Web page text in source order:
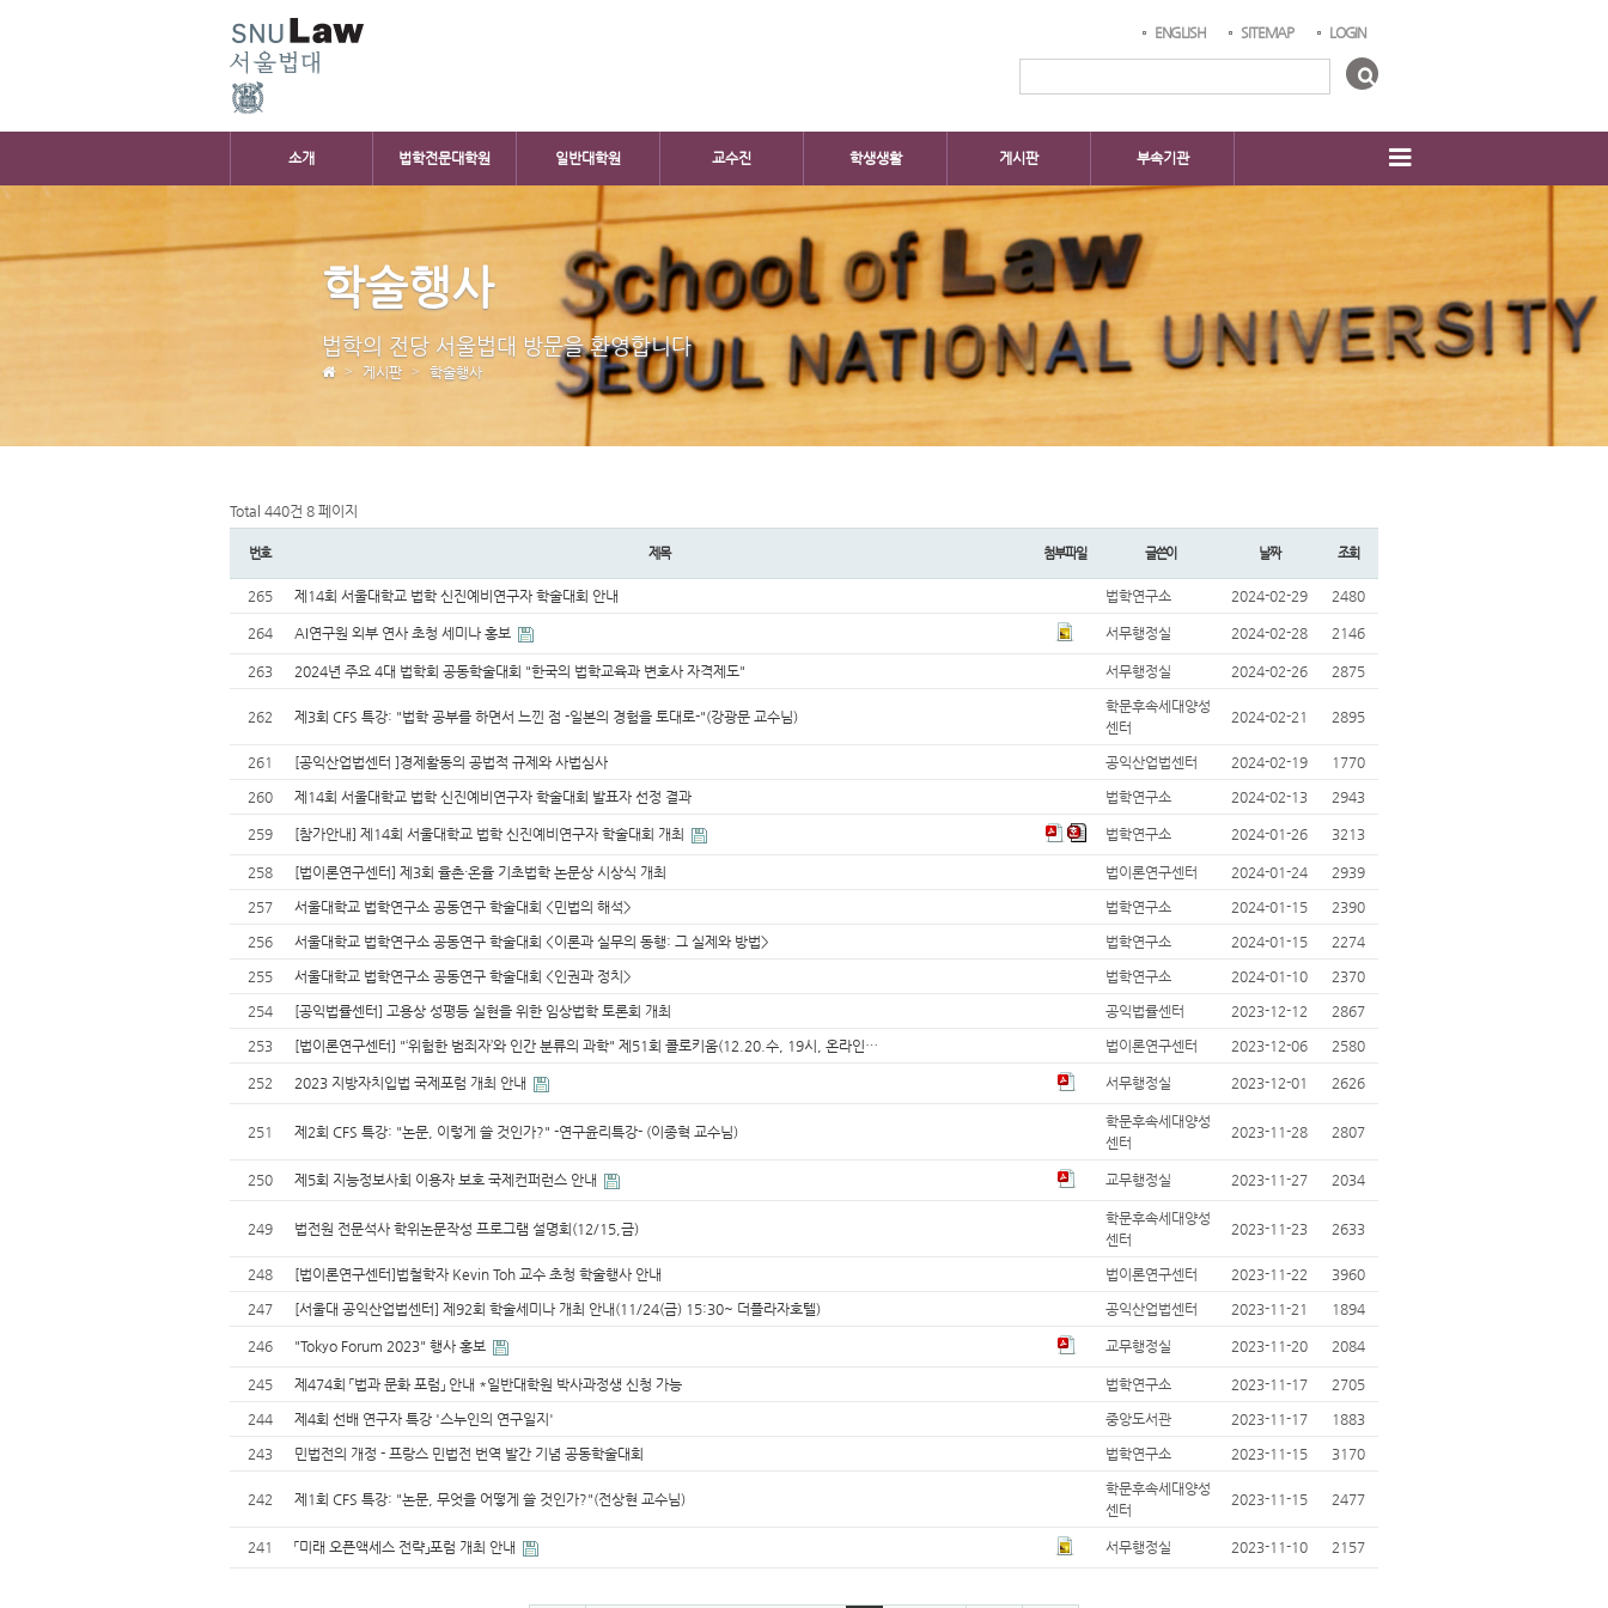
ENGLISH SITEMAP LOGIN
소개 법학전문대학원 일반대학원 교수진 학생생활 게시판 부속기관
학술행사
법학의 전당 서울법대 방문을 환영합니다
게시판 학술행사
Total 440건 8 페이지
번호 제목 첨부파일 글쓴이 날짜 조회
265 제14회 서울대학교 법학 신진예비연구자 학술대회 안내 법학연구소 2024-02-29 2480
264 AI연구원 외부 연사 초청 세미나 홍보 서무행정실 2024-02-28 2146
263 2024년 주요 4대 법학회 공동학술대회 "한국의 법학교육과 변호사 자격제도" 서무행정실 2024-02-26 2875
262 제3회 CFS 특강: "법학 공부를 하면서 느낀 점 -일본의 경험을 토대로-"(강광문 교수님)
학문후속세대양성
센터
2024-02-21 2895
261 [공익산업법센터 ]경제활동의 공법적 규제와 사법심사 공익산업법센터 2024-02-19 1770
260 제14회 서울대학교 법학 신진예비연구자 학술대회 발표자 선정 결과 법학연구소 2024-02-13 2943
259 [참가안내] 제14회 서울대학교 법학 신진예비연구자 학술대회 개최 법학연구소 2024-01-26 3213
258 [법이론연구센터] 제3회 율촌·온율 기초법학 논문상 시상식 개최 법이론연구센터 2024-01-24 2939
257 서울대학교 법학연구소 공동연구 학술대회 <민법의 해석> 법학연구소 2024-01-15 2390
256 서울대학교 법학연구소 공동연구 학술대회 <이론과 실무의 동행: 그 실제와 방법> 법학연구소 2024-01-15 2274
255 서울대학교 법학연구소 공동연구 학술대회 <인권과 정치> 법학연구소 2024-01-10 2370
254 [공익법률센터] 고용상 성평등 실현을 위한 임상법학 토론회 개최 공익법률센터 2023-12-12 2867
253 [법이론연구센터] "‘위험한 범죄자’와 인간 분류의 과학" 제51회 콜로키움(12.20.수, 19시, 온라인… 법이론연구센터 2023-12-06 2580
252 2023 지방자치입법 국제포럼 개최 안내 서무행정실 2023-12-01 2626
251 제2회 CFS 특강: "논문, 이렇게 쓸 것인가?" -연구윤리특강- (이종혁 교수님)
학문후속세대양성
센터
2023-11-28 2807
250 제5회 지능정보사회 이용자 보호 국제컨퍼런스 안내 교무행정실 2023-11-27 2034
249 법전원 전문석사 학위논문작성 프로그램 설명회(12/15,금)
학문후속세대양성
센터
2023-11-23 2633
248 [법이론연구센터]법철학자 Kevin Toh 교수 초청 학술행사 안내 법이론연구센터 2023-11-22 3960
247 [서울대 공익산업법센터] 제92회 학술세미나 개최 안내(11/24(금) 15:30~ 더플라자호텔) 공익산업법센터 2023-11-21 1894
246 "Tokyo Forum 2023" 행사 홍보 교무행정실 2023-11-20 2084
245 제474회 「법과 문화 포럼」 안내 *일반대학원 박사과정생 신청 가능 법학연구소 2023-11-17 2705
244 제4회 선배 연구자 특강 '스누인의 연구일지' 중앙도서관 2023-11-17 1883
243 민법전의 개정 - 프랑스 민법전 번역 발간 기념 공동학술대회 법학연구소 2023-11-15 3170
242 제1회 CFS 특강: "논문, 무엇을 어떻게 쓸 것인가?"(전상현 교수님)
학문후속세대양성
센터
2023-11-15 2477
241 「미래 오픈액세스 전략」포럼 개최 안내 서무행정실 2023-11-10 2157